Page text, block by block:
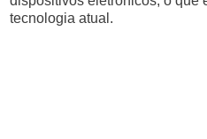
tecnologia atual.